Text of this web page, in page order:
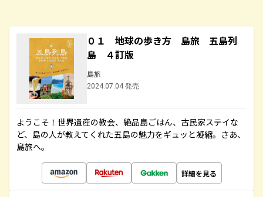
０１ 地球の歩き方 島旅 五島列
島 ４訂版
島旅
2024.07.04 発売
ようこそ！世界遺産の教会、絶品島ごはん、古民家ステイな
ど、島の人が教えてくれた五島の魅力をギュッと凝縮。さあ、
島旅へ。
詳細を見る